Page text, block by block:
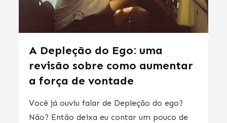
A Depleção do Ego: uma
revisão sobre como aumentar
a força de vontade
Você já ouviu falar de Depleção do ego?
Não? Então deixa eu contar um pouco de